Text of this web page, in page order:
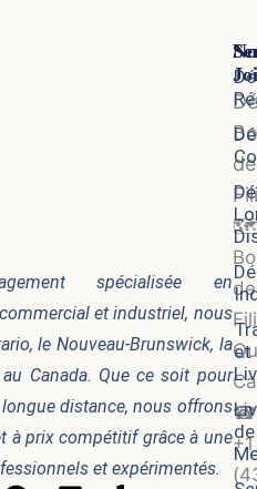
spécialisée en
et industriel, nous
le Nouveau-Brunswick, la
Canada. Que ce soit pour
distance, nous offrons
à prix compétitif grâce à une
et expérimentés.
et
de
🗺️
☎
+1